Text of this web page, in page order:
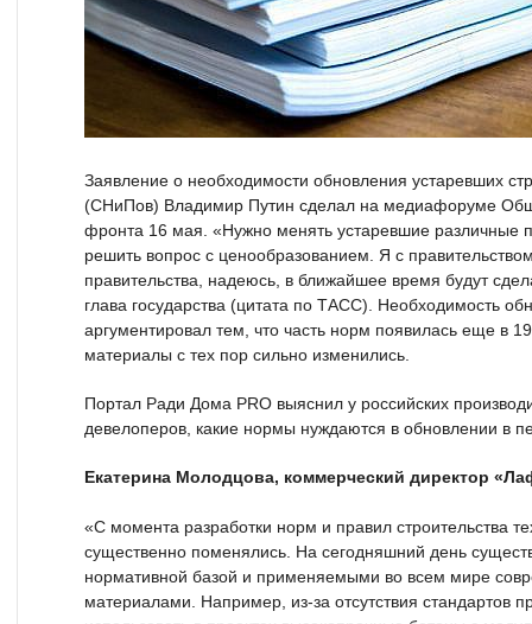
Заявление о необходимости обновления устаревших
(СНиПов) Владимир Путин сделал на медиафоруме
фронта 16 мая. «Нужно менять устаревшие различные
решить вопрос с ценообразованием. Я с
правительства, надеюсь, в ближайшее время будут
глава государства (цитата по ТАСС). Необходимость
аргументировал тем, что часть норм появилась еще в
материалы с тех пор сильно изменились.
Портал Ради Дома PRO выяснил у российских
девелоперов, какие нормы нуждаются в обновлении в
Екатерина Молодцова, коммерческий директор
«С момента разработки норм и правил строительства
существенно поменялись. На сегодняшний день
нормативной базой и применяемыми во всем мире
материалами. Например, из-за отсутствия стандартов